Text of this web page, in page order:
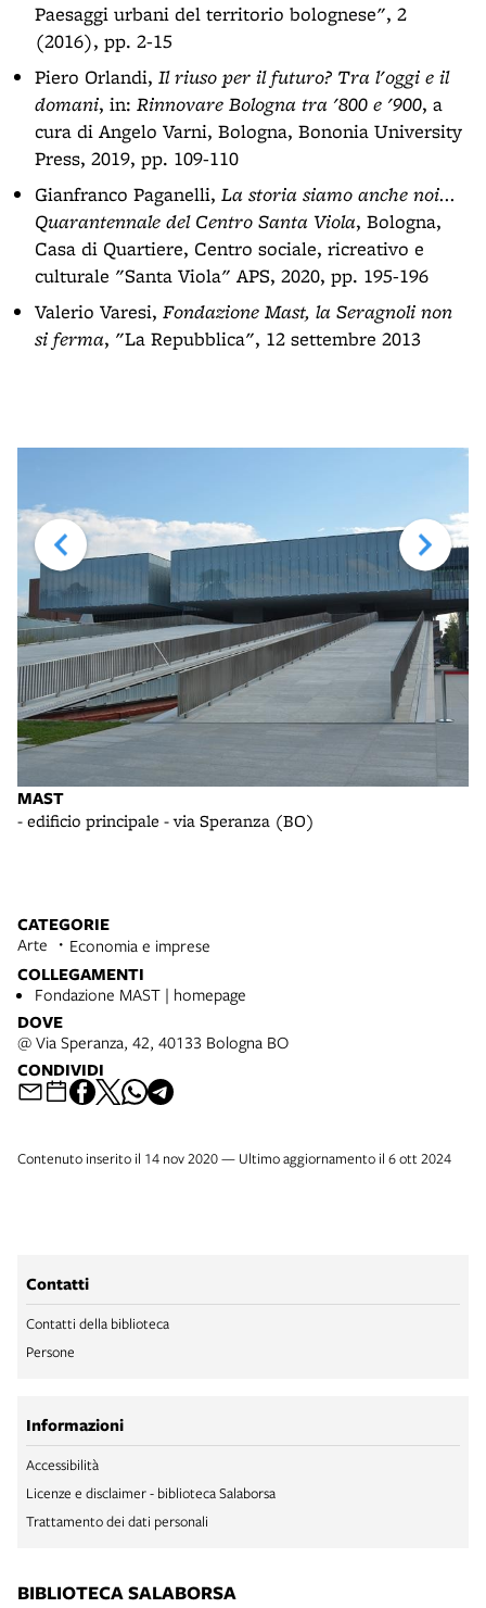
Paesaggi urbani del territorio bolognese", 2
(2016), pp. 2-15
Piero Orlandi, Il riuso per il futuro? Tra l'oggi e il
domani, in: Rinnovare Bologna tra '800 e '900, a
cura di Angelo Varni, Bologna, Bononia University
Press, 2019, pp. 109-110
Gianfranco Paganelli, La storia siamo anche noi...
Quarantennale del Centro Santa Viola, Bologna,
Casa di Quartiere, Centro sociale, ricreativo e
culturale "Santa Viola" APS, 2020, pp. 195-196
Valerio Varesi, Fondazione Mast, la Seragnoli non
si ferma, "La Repubblica", 12 settembre 2013
MAST
- edificio principale - via Speranza (BO)
CATEGORIE
Arte Economia e imprese
COLLEGAMENTI
Fondazione MAST | homepage
DOVE
@ Via Speranza, 42, 40133 Bologna BO
CONDIVIDI
Contenuto inserito il 14 nov 2020 — Ultimo aggiornamento il 6 ott 2024
Contatti
Contatti della biblioteca
Persone
Informazioni
Accessibilità
Licenze e disclaimer - biblioteca Salaborsa
Trattamento dei dati personali
BIBLIOTECA SALABORSA